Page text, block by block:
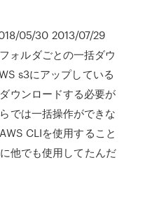
05/30 2013/07/29
ォルダごとの一括ダウ
s3にアップしている
ウンロードする必要が
では一括操作ができな
CLIを使用すること
他でも使用してたんだ